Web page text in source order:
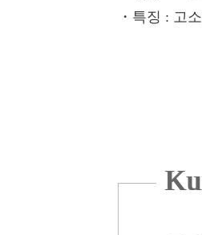
・특징 : 고